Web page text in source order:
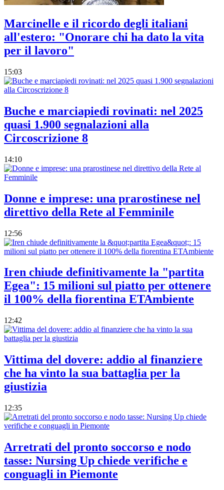
Marcinelle e il ricordo degli italiani
all'estero: "Onorare chi ha dato la vita
per il lavoro"
15:03
Buche e marciapiedi rovinati: nel 2025
quasi 1.900 segnalazioni alla
Circoscrizione 8
14:10
Donne e imprese: una prarostinese nel
direttivo della Rete al Femminile
12:56
Iren chiude definitivamente la "partita
Egea": 15 milioni sul piatto per ottenere
il 100% della fiorentina ETAmbiente
12:42
Vittima del dovere: addio al finanziere
che ha vinto la sua battaglia per la
giustizia
12:35
Arretrati del pronto soccorso e nodo
tasse: Nursing Up chiede verifiche e
conguagli in Piemonte